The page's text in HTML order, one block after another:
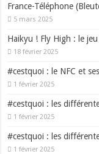
France-Téléphone
5 mars 2025
Haikyu ! Fly High : le
18 février 2025
#cestquoi : le NFC et
1 février 2025
#cestquoi : les
1 février 2025
#cestquoi : les
1 février 2025